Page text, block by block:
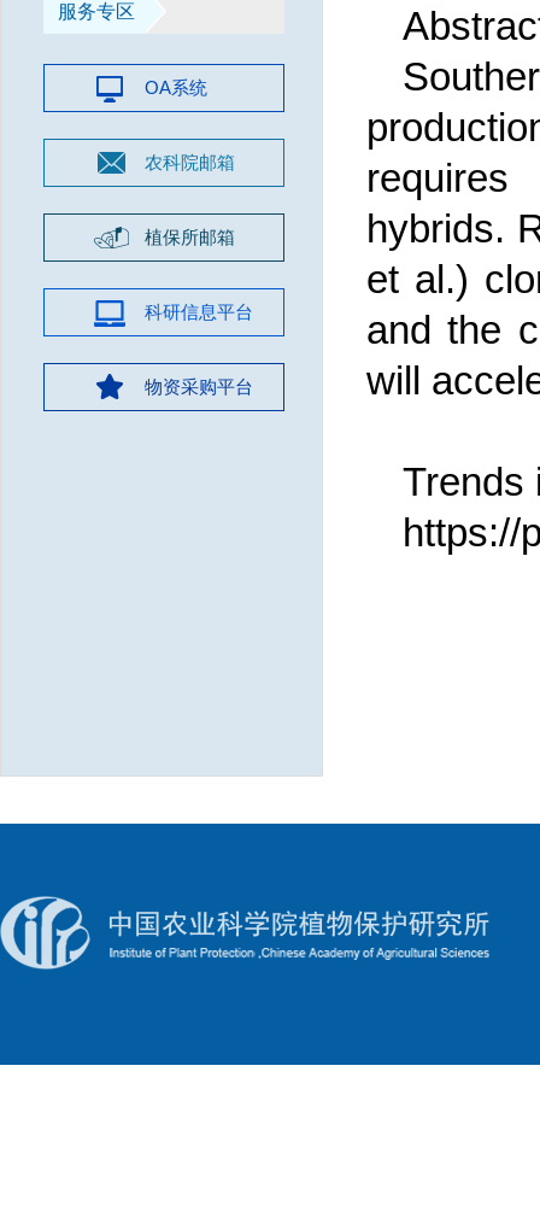
服务专区
OA系统
农科院邮箱
植保所邮箱
科研信息平台
物资采购平台
hybrids.
et al.)
and the
will
Trends
https://